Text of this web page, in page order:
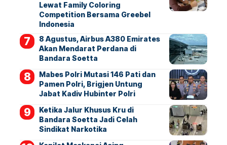
Lewat Family Coloring
Competition Bersama Greebel
Indonesia
8 Agustus, Airbus A380 Emirates
Akan Mendarat Perdana di
Bandara Soetta
Mabes Polri Mutasi 146 Pati dan
Pamen Polri, Brigjen Untung
Jabat Kadiv Hubinter Polri
Ketika Jalur Khusus Kru di
Bandara Soetta Jadi Celah
Sindikat Narkotika